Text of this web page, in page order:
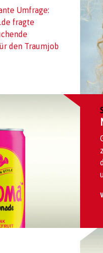
Umfrage:
fragte
den Traumjob